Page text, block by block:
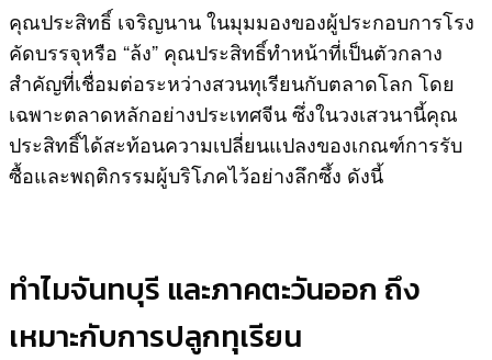
คุณประสิทธิ์ เจริญนาน ในมุมมองของผู้ประกอบการโรง
คัดบรรจุหรือ “ล้ง” คุณประสิทธิ์ทำหน้าที่เป็นตัวกลาง
สำคัญที่เชื่อมต่อระหว่างสวนทุเรียนกับตลาดโลก โดย
เฉพาะตลาดหลักอย่างประเทศจีน ซึ่งในวงเสวนานี้คุณ
ประสิทธิ์ได้สะท้อนความเปลี่ยนแปลงของเกณฑ์การรับ
ซื้อและพฤติกรรมผู้บริโภคไว้อย่างลึกซึ้ง ดังนี้
ทำไมจันทบุรี และภาคตะวันออก ถึง
เหมาะกับการปลูกทุเรียน